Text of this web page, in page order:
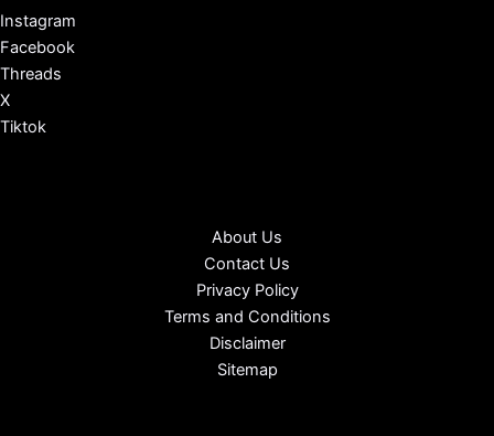
Instagram
Facebook
Threads
X
Tiktok
About Us
Contact Us
Privacy Policy
Terms and Conditions
Disclaimer
Sitemap